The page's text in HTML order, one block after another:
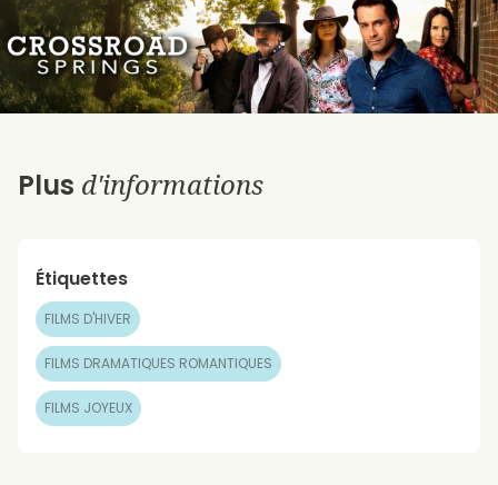
Plus d'informations
Étiquettes
FILMS D'HIVER
FILMS DRAMATIQUES ROMANTIQUES
FILMS JOYEUX